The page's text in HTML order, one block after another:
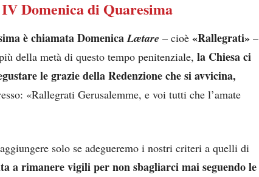
Domenica di Quaresima
è chiamata DomenicaLætare – cioè «Rallegrati» –
della metà di questo tempo penitenziale, la Chiesa ci
le grazie della Redenzione che si avvicina,
«Rallegrati Gerusalemme, e voi tutti che l’amate
solo se adegueremo i nostri criteri a quelli di
a rimanere vigili per non sbagliarci mai seguendo le